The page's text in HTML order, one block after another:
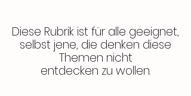
Diese Rubrik ist für alle geeignet,
selbst jene, die denken diese
Themen nicht
entdecken zu wollen.